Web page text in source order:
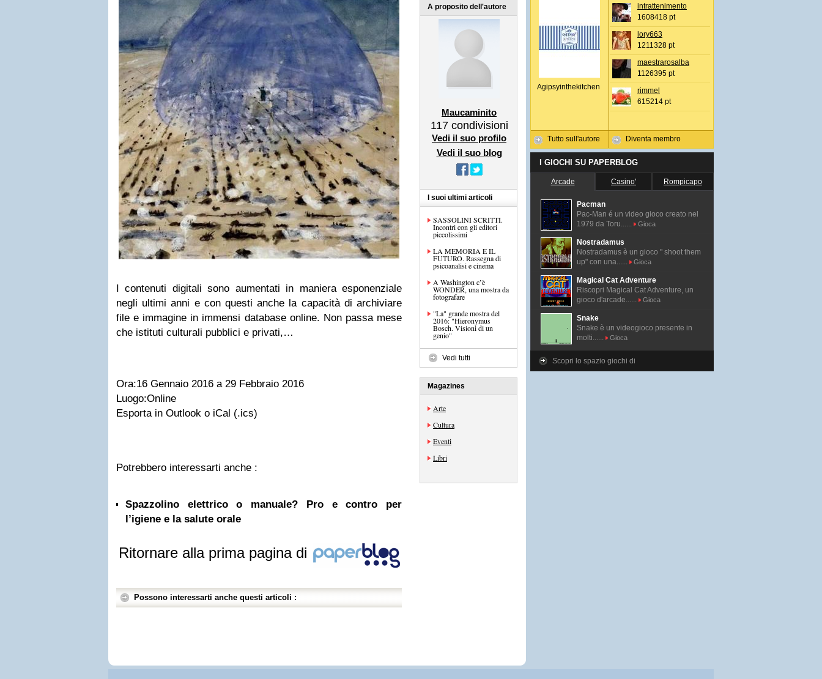
I contenuti digitali sono aumentati in maniera esponenziale
negli ultimi anni e con questi anche la capacità di archiviare
file e immagine in immensi database online. Non passa mese
che istituti culturali pubblici e privati,…
Ora:16 Gennaio 2016 a 29 Febbraio 2016
Luogo:Online
Esporta in Outlook o iCal (.ics)
Potrebbero interessarti anche :
Spazzolino elettrico o manuale? Pro e contro per
l’igiene e la salute orale
Ritornare alla prima pagina di
Possono interessarti anche questi articoli :
A proposito dell'autore
Maucaminito
117condivisioni
Vedi il suo profilo
Vedi il suo blog
I suoi ultimi articoli
SASSOLINI SCRITTI.
Incontri con gli editori
piccolissimi
LA MEMORIA E IL
FUTURO. Rassegna di
psicoanalisi e cinema
A Washington c’è
WONDER, una mostra da
fotografare
"La" grande mostra del
2016: "Hieronymus
Bosch. Visioni di un
genio"
Vedi tutti
Magazines
Arte
Cultura
Eventi
Libri
Agipsyinthekitchen
Tutto sull'autore
intrattenimento
1608418 pt
lory663
1211328 pt
maestrarosalba
1126395 pt
rimmel
615214 pt
Diventa membro
I GIOCHI SU PAPERBLOG
Arcade Casino' Rompicapo
Pacman
Pac-Man é un video gioco creato nel
1979 da Toru......
Gioca
Nostradamus
Nostradamus è un gioco " shoot them
up" con una......
Gioca
Magical Cat Adventure
Riscopri Magical Cat Adventure, un
gioco d'arcade......
Gioca
Snake
Snake è un videogioco presente in
molti......
Gioca
Scopri lo spazio giochi di